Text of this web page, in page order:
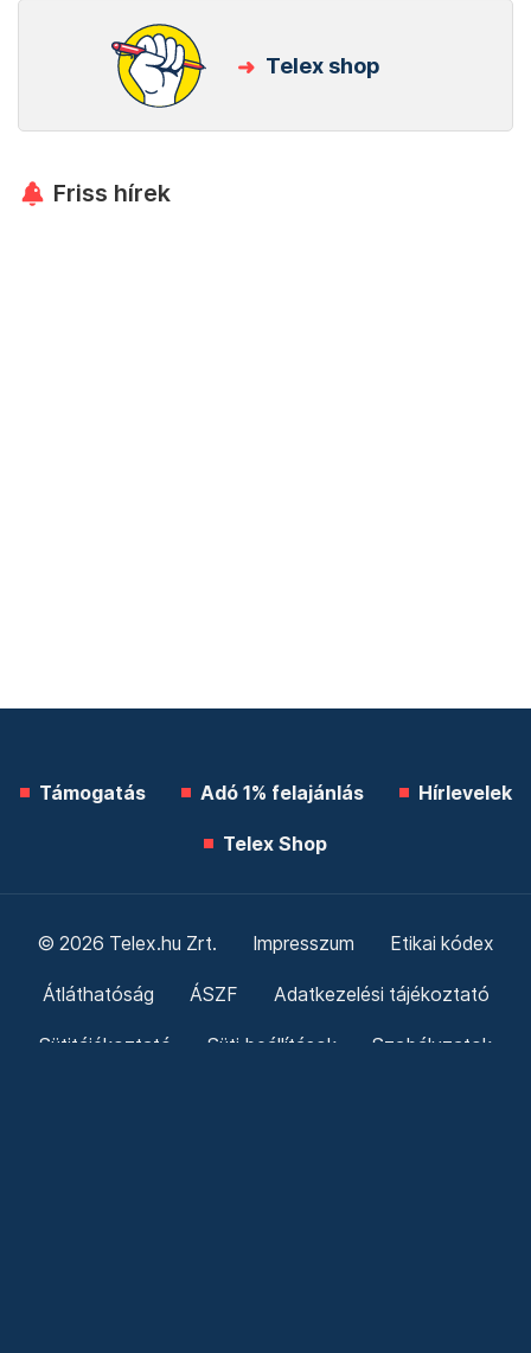
Telex shop
Friss hírek
Támogatás Adó 1% felajánlás Hírlevelek
Telex Shop
© 2026 Telex.hu Zrt. Impresszum Etikai kódex
Átláthatóság ÁSZF Adatkezelési tájékoztató
Sütitájékoztató Süti beállítások Szabályzatok